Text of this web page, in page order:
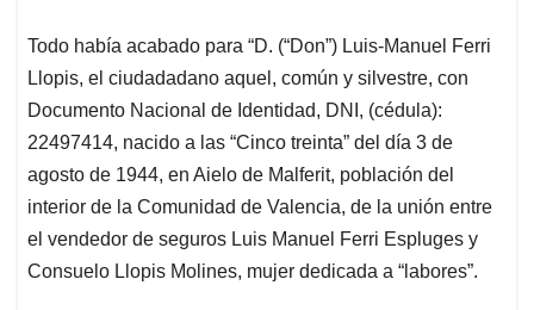
Todo había acabado para “D. (“Don”) Luis-Manuel Ferri
Llopis, el ciudadadano aquel, común y silvestre, con
Documento Nacional de Identidad, DNI, (cédula):
22497414, nacido a las “Cinco treinta” del día 3 de
agosto de 1944, en Aielo de Malferit, población del
interior de la Comunidad de Valencia, de la unión entre
el vendedor de seguros Luis Manuel Ferri Espluges y
Consuelo Llopis Molines, mujer dedicada a “labores”.